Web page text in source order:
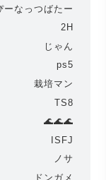
ーなっつばたー
2H
じゃん
ps5
栽培マン
TS8
🌊🌊🌊
ISFJ
ノサ
ドンガメ